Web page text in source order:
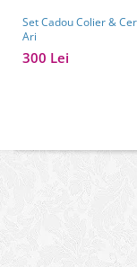
Set Cadou Colier &
Ari
300 Lei